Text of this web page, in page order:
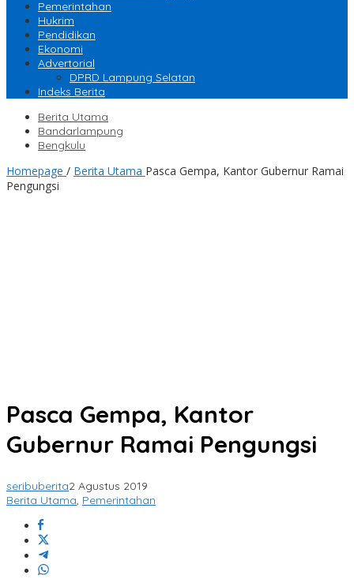
Pemerintahan
Hukrim
Pendidikan
Ekonomi
Advertorial
DPRD Lampung Selatan
Indeks Berita
Berita Utama
Bandarlampung
Bengkulu
Homepage / Berita Utama Pasca Gempa, Kantor Gubernur Ramai
Pengungsi
Pasca Gempa, Kantor
Gubernur Ramai Pengungsi
seribuberita2 Agustus 2019
Berita Utama, Pemerintahan